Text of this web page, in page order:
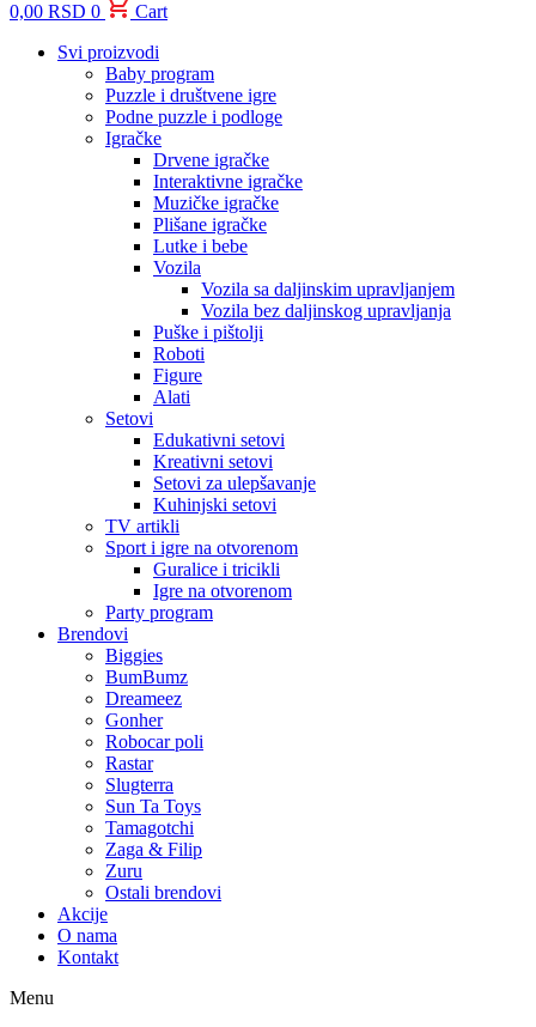
0,00 RSD 0
Cart
Svi proizvodi
Baby program
Puzzle i društvene igre
Podne puzzle i podloge
Igračke
Drvene igračke
Interaktivne igračke
Muzičke igračke
Plišane igračke
Lutke i bebe
Vozila
Vozila sa daljinskim upravljanjem
Vozila bez daljinskog upravljanja
Puške i pištolji
Roboti
Figure
Alati
Setovi
Edukativni setovi
Kreativni setovi
Setovi za ulepšavanje
Kuhinjski setovi
TV artikli
Sport i igre na otvorenom
Guralice i tricikli
Igre na otvorenom
Party program
Brendovi
Biggies
BumBumz
Dreameez
Gonher
Robocar poli
Rastar
Slugterra
Sun Ta Toys
Tamagotchi
Zaga & Filip
Zuru
Ostali brendovi
Akcije
O nama
Kontakt
Menu